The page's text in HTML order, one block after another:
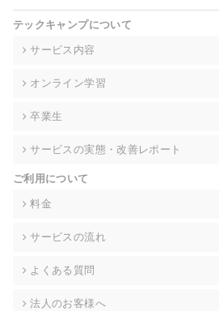
高い委託先を選定し、個人情報の適正管
個人情報の開示等(利用目的の通知、開
て、下記の当社問合わせ窓口に申し出る
的な期間内に対応いたします。ただし、
により、ご希望に添えない場合がありま
グなどの個人情報以外の情報については
株式会社div 個人情報問合せ窓口
メールアドレス:privacy_policy@di-
テックキャンプについて
サービス内容
オンライン学習
卒業生
サービスの実態・改善レポート
ご利用について
料金
サービスの流れ
よくある質問
法人のお客様へ